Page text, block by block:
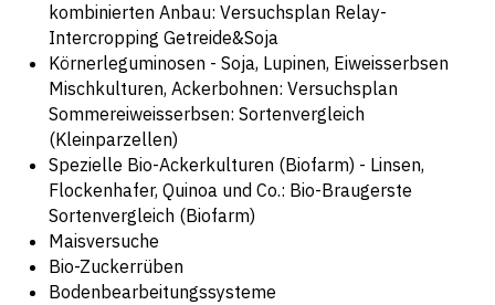
kombinierten Anbau: Versuchsplan Relay-
Intercropping Getreide&Soja
Körnerleguminosen - Soja, Lupinen, Eiweisserbsen
Mischkulturen, Ackerbohnen: Versuchsplan
Sommereiweisserbsen: Sortenvergleich
(Kleinparzellen)
Spezielle Bio-Ackerkulturen (Biofarm) - Linsen,
Flockenhafer, Quinoa und Co.: Bio-Braugerste
Sortenvergleich (Biofarm)
Maisversuche
Bio-Zuckerrüben
Bodenbearbeitungssysteme